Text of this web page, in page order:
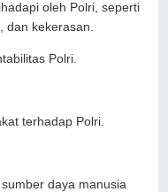
oleh Polri, seperti
dan kekerasan.
Polri.
terhadap Polri.
daya manusia